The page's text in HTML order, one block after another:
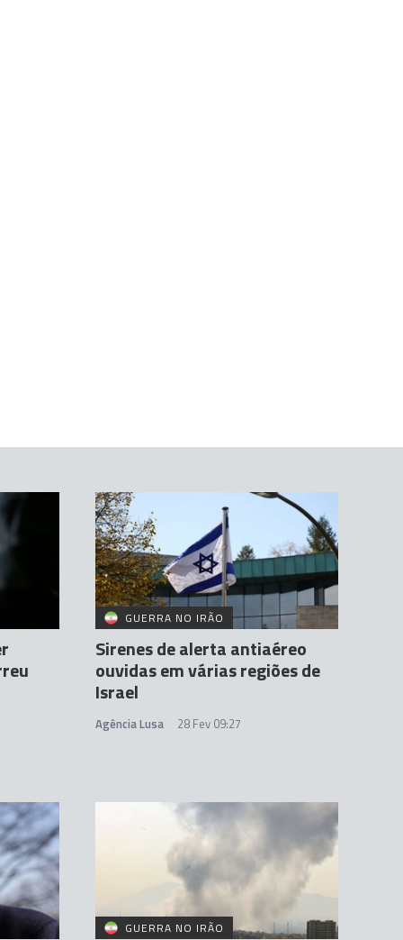
GUERRA NO IRÃO
Sirenes de alerta antiaéreo
ouvidas em várias regiões de
Israel
Agência Lusa 28 Fev 09:27
GUERRA NO IRÃO